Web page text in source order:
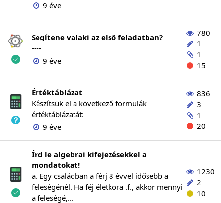
9 éve
Segítene valaki az első feladatban?
----
9 éve
780
1
1
15
Értéktáblázat
Készítsük el a következő formulák
értéktáblázatát:
9 éve
836
3
1
20
Írd le algebrai kifejezésekkel a
mondatokat!
a. Egy családban a férj 8 évvel idősebb a
feleségénél. Ha féj életkora .f., akkor mennyi
a feleségé,...
1230
2
10